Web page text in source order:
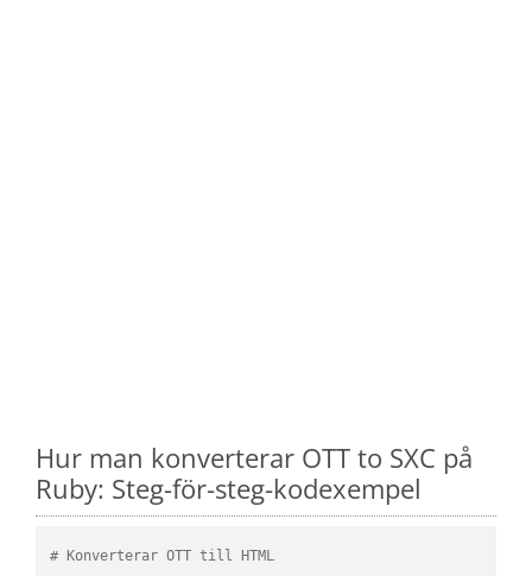
Hur man konverterar OTT to SXC på
Ruby: Steg-för-steg-kodexempel
# Konverterar OTT till HTML